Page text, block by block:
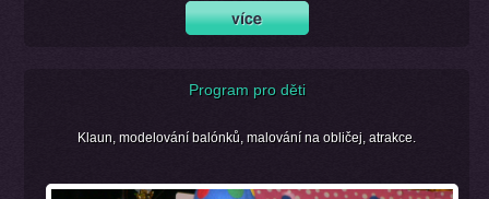
Program pro děti
Klaun, modelování balónků, malování na obličej, atrakce.